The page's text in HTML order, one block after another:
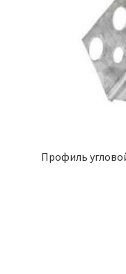
Профиль